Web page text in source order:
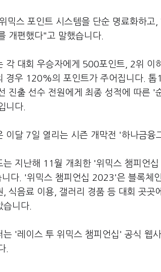
믹스 포인트 시스템을 단순 명료화하
개편했다"고 말했습니다.
각 대회 우승자에게 500포인트, 2위 이
경우 120%의 포인트가 주어집니다.
진출 선수 전원에게 최종 성적에 따른
니다.
이달 7일 열리는 시즌 개막전 '하나금융
는 지난해 11월 개최한 '위믹스 챔피언
다. '위믹스 챔피언십 2023'은 블록체
, 식음료 이용, 갤러리 경품 등 대회 곳
습니다.
는 '레이스 투 위믹스 챔피언십' 공식 웹
.